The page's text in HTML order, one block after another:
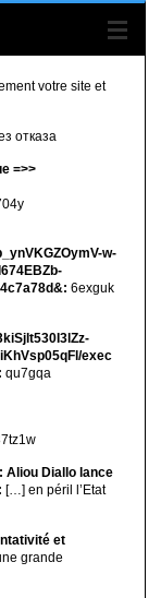
votre site et
отказа
=>>
w-
6exguk
exec
qu7gqa
Aliou Diallo lance
[…] en péril l’Etat
et
grande